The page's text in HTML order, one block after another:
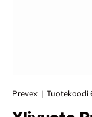
Prevex | Tuotekoodi